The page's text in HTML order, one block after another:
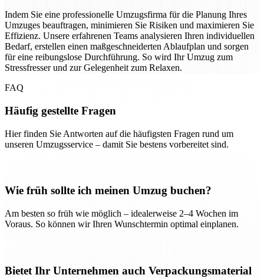
Indem Sie eine professionelle Umzugsfirma für die Planung Ihres
Umzuges beauftragen, minimieren Sie Risiken und maximieren Sie
Effizienz. Unsere erfahrenen Teams analysieren Ihren individuellen
Bedarf, erstellen einen maßgeschneiderten Ablaufplan und sorgen
für eine reibungslose Durchführung. So wird Ihr Umzug zum
Stressfresser und zur Gelegenheit zum Relaxen.
FAQ
Häufig gestellte Fragen
Hier finden Sie Antworten auf die häufigsten Fragen rund um
unseren Umzugsservice – damit Sie bestens vorbereitet sind.
Wie früh sollte ich meinen Umzug buchen?
Am besten so früh wie möglich – idealerweise 2–4 Wochen im
Voraus. So können wir Ihren Wunschtermin optimal einplanen.
Bietet Ihr Unternehmen auch Verpackungsmaterial